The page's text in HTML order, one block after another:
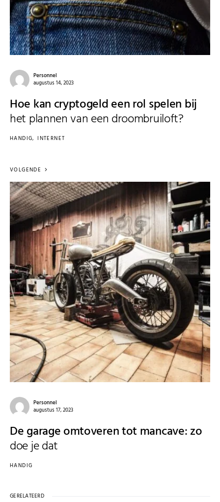
Personnel
augustus 14, 2023
Hoe kan cryptogeld een rol spelen bij
het plannen van een droombruiloft?
HANDIG INTERNET
VOLGENDE
Personnel
augustus 17, 2023
De garage omtoveren tot mancave: zo
doe je dat
HANDIG
GERELATEERD